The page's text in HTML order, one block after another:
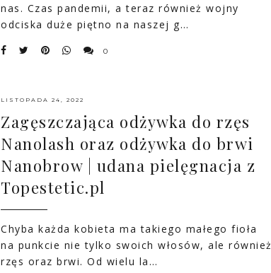
nas. Czas pandemii, a teraz również wojny
odciska duże piętno na naszej g…
0
LISTOPADA 24, 2022
Zagęszczająca odżywka do rzęs
Nanolash oraz odżywka do brwi
Nanobrow | udana pielęgnacja z
Topestetic.pl
Chyba każda kobieta ma takiego małego fioła
na punkcie nie tylko swoich włosów, ale również
rzęs oraz brwi. Od wielu la…